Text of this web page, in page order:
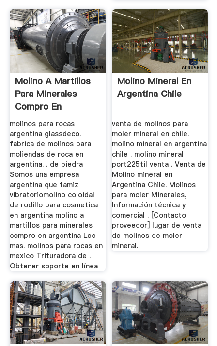
Molino A Martillos
Para Minerales
Compro En
Argentina
molinos para rocas
argentina glassdeco.
fabrica de molinos para
moliendas de roca en
argentina. . de piedra
Somos una empresa
argentina que tamiz
vibratoriomolino coloidal
de rodillo para cosmetica
en argentina molino a
martillos para minerales
compro en argentina Lee
mas. molinos para rocas en
mexico Trituradora de .
Obtener soporte en línea
Molino Mineral En
Argentina Chile
venta de molinos para
moler mineral en chile.
molino mineral en argentina
chile . molino mineral
port225til venta . Venta de
Molino mineral en
Argentina Chile. Molinos
para moler Minerales,
Información técnica y
comercial . [Contacto
proveedor] lugar de venta
de molinos de moler
mineral.